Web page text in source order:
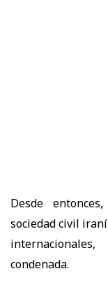
Desde
sociedad civil
condenada.